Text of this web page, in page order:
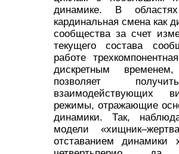
динамике. В областях
кардинальная смена как
сообщества за счет
текущего состава
работе
дискретным
позволяет
взаимодействующих
режимы, отражающие
динамики. Так,
модели
отставанием